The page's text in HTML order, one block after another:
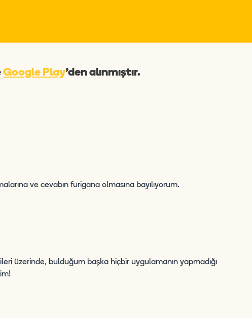
Google Play'den alınmıştır.
ve cevabın furigana olmasına bayılıyorum.
üzerinde, bulduğum başka hiçbir uygulamanın yapmadığı